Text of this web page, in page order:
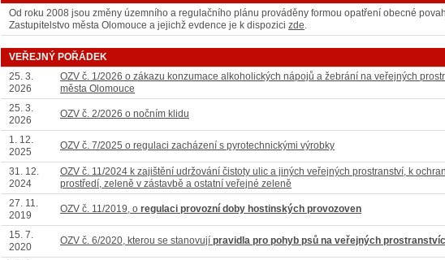
Od roku 2008 jsou změny územního a regulačního plánu prováděny formou opatření obecné
Zastupitelstvo města Olomouce a jejichž evdence je k dispozici zde.
VEŘEJNÝ POŘÁDEK
25. 3.
2026
OZV č. 1/2026 o zákazu konzumace alkoholických nápojů a žebrání na veřejných
města Olomouce
25. 3.
2026
OZV č. 2/2026 o nočním klidu
1. 12.
2025
OZV č. 7/2025 o regulaci zacházení s pyrotechnickými výrobky
31. 12.
2024
OZV č. 11/2024 k zajištění udržování čistoty ulic a jiných veřejných prostranství, k
prostředí, zeleně v zástavbě a ostatní veřejné zeleně
27. 11.
2019
OZV č. 11/2019, o regulaci provozní doby hostinských provozoven
15. 7.
2020
OZV č. 6/2020, kterou se stanovují pravidla pro pohyb psů na veřejných